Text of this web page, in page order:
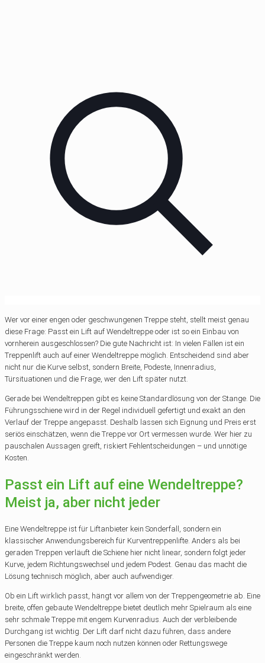
Wer vor einer engen oder geschwungenen Treppe steht, stellt meist genau
diese Frage: Passt ein Lift auf Wendeltreppe oder ist so ein Einbau von
vornherein ausgeschlossen? Die gute Nachricht ist: In vielen Fällen ist ein
Treppenlift auch auf einer Wendeltreppe möglich. Entscheidend sind aber
nicht nur die Kurve selbst, sondern Breite, Podeste, Innenradius,
Türsituationen und die Frage, wer den Lift später nutzt.
Gerade bei Wendeltreppen gibt es keine Standardlösung von der Stange. Die
Führungsschiene wird in der Regel individuell gefertigt und exakt an den
Verlauf der Treppe angepasst. Deshalb lassen sich Eignung und Preis erst
seriös einschätzen, wenn die Treppe vor Ort vermessen wurde. Wer hier zu
pauschalen Aussagen greift, riskiert Fehlentscheidungen – und unnötige
Kosten.
Passt ein Lift auf eine Wendeltreppe?
Meist ja, aber nicht jeder
Eine Wendeltreppe ist für Liftanbieter kein Sonderfall, sondern ein
klassischer Anwendungsbereich für Kurventreppenlifte. Anders als bei
geraden Treppen verläuft die Schiene hier nicht linear, sondern folgt jeder
Kurve, jedem Richtungswechsel und jedem Podest. Genau das macht die
Lösung technisch möglich, aber auch aufwendiger.
Ob ein Lift wirklich passt, hängt vor allem von der Treppengeometrie ab. Eine
breite, offen gebaute Wendeltreppe bietet deutlich mehr Spielraum als eine
sehr schmale Treppe mit engem Kurvenradius. Auch der verbleibende
Durchgang ist wichtig. Der Lift darf nicht dazu führen, dass andere
Personen die Treppe kaum noch nutzen können oder Rettungswege
eingeschränkt werden.